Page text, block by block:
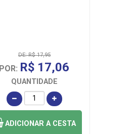
DE: R$ 17,95
POR: R$ 17,06
QUANTIDADE
ADICIONARA CESTA